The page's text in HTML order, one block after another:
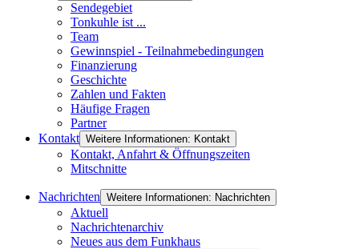
Sendegebiet
Tonkuhle ist ...
Team
Gewinnspiel - Teilnahmebedingungen
Finanzierung
Geschichte
Zahlen und Fakten
Häufige Fragen
Partner
Kontakt Weitere Informationen: Kontakt
Kontakt, Anfahrt & Öffnungszeiten
Mitschnitte
Nachrichten Weitere Informationen: Nachrichten
Aktuell
Nachrichtenarchiv
Neues aus dem Funkhaus